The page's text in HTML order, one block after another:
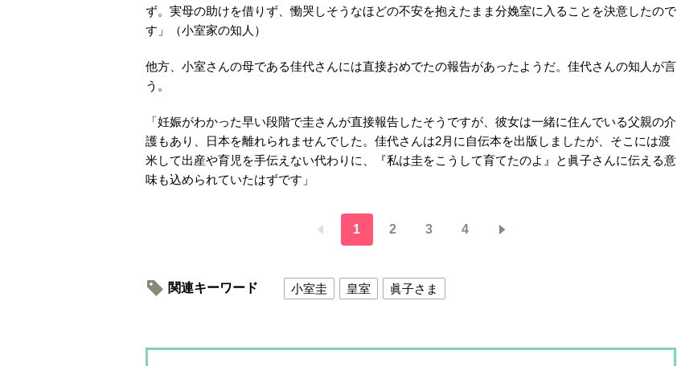
ず。実母の助けを借りず、慟哭しそうなほどの不安を抱えたまま分娩室に入ることを決意したので
す」（小室家の知人）
他方、小室さんの母である佳代さんには直接おめでたの報告があったようだ。佳代さんの知人が言
う。
「妊娠がわかった早い段階で圭さんが直接報告したそうですが、彼女は一緒に住んでいる父親の介
護もあり、日本を離れられませんでした。佳代さんは2月に自伝本を出版しましたが、そこには渡
米して出産や育児を手伝えない代わりに、『私は圭をこうして育てたのよ』と眞子さんに伝える意
味も込められていたはずです」
1 2 3 4
関連キーワード 小室圭 皇室 眞子さま